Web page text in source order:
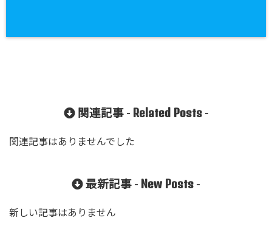
関連記事 - Related Posts-
関連記事はありませんでした
最新記事 - New Posts -
新しい記事はありません